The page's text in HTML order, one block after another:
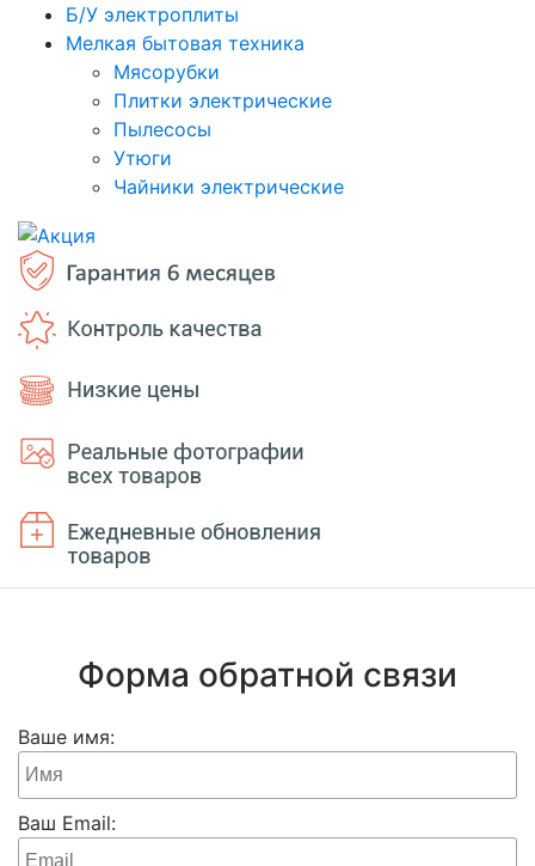
Б/У электроплиты
Мелкая бытовая техника
Мясорубки
Плитки электрические
Пылесосы
Утюги
Чайники электрические
Форма обратной связи
Ваше имя:
Ваш Email: